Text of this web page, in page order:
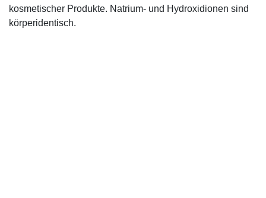
kosmetischer Produkte. Natrium- und Hydroxidionen sind
körperidentisch.